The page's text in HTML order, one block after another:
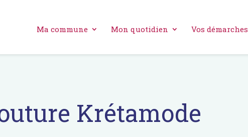
Ma commune Mon quotidien Vos démarches
Krétamode